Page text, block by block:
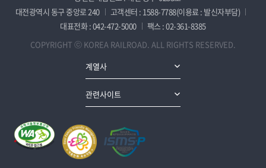
대전광역시 동구 중앙로 240
고객센터 : 1588-7788(이용료 : 발신자부담)
대표전화 : 042-472-5000
팩스 : 02-361-8385
COPYRIGHT ⓒ KOREA RAILROAD. ALL RIGHTS RESERVED.
계열사
관련사이트